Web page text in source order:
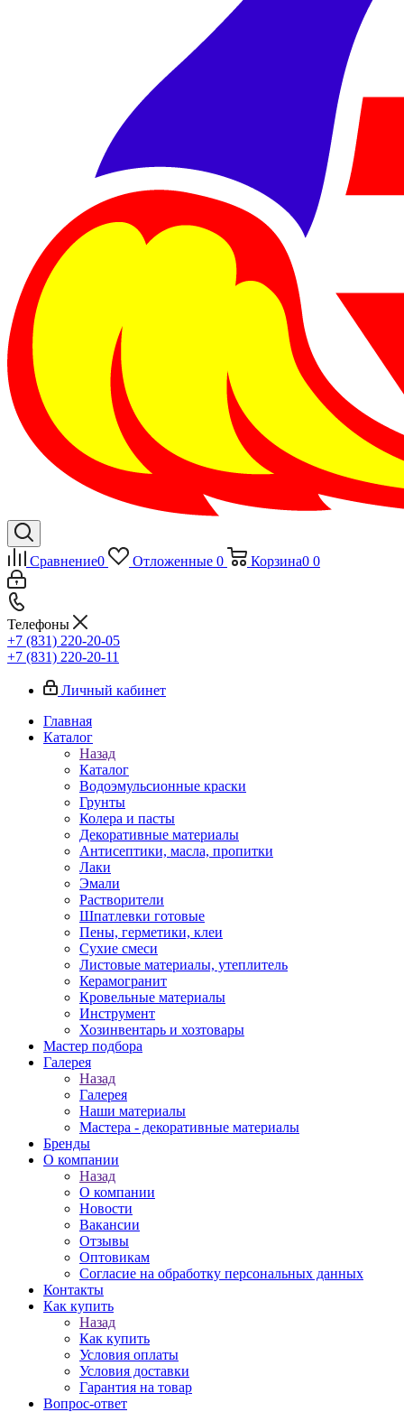
Сравнение0 Отложенные 0 Корзина0 0
Телефоны
+7 (831) 220-20-05
+7 (831) 220-20-11
Личный кабинет
Главная
Каталог
Назад
Каталог
Водоэмульсионные краски
Грунты
Колера и пасты
Декоративные материалы
Антисептики, масла, пропитки
Лаки
Эмали
Растворители
Шпатлевки готовые
Пены, герметики, клеи
Сухие смеси
Листовые материалы, утеплитель
Керамогранит
Кровельные материалы
Инструмент
Хозинвентарь и хозтовары
Мастер подбора
Галерея
Назад
Галерея
Наши материалы
Мастера - декоративные материалы
Бренды
О компании
Назад
О компании
Новости
Вакансии
Отзывы
Оптовикам
Cогласие на обработку персональных данных
Контакты
Как купить
Назад
Как купить
Условия оплаты
Условия доставки
Гарантия на товар
Вопрос-ответ